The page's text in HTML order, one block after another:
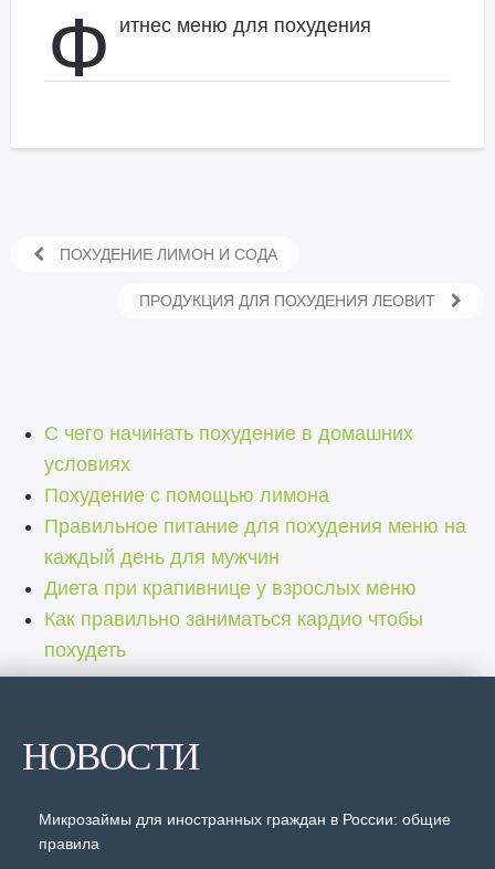
Ф итнес меню для похудения
ПОХУДЕНИЕ ЛИМОН И СОДА
ПРОДУКЦИЯ ДЛЯ ПОХУДЕНИЯ ЛЕОВИТ
С чего начинать похудение в домашних
условиях
Похудение с помощью лимона
Правильное питание для похудения меню на
каждый день для мужчин
Диета при крапивнице у взрослых меню
Как правильно заниматься кардио чтобы
похудеть
НОВОСТИ
Микрозаймы для иностранных граждан в России: общие
правила